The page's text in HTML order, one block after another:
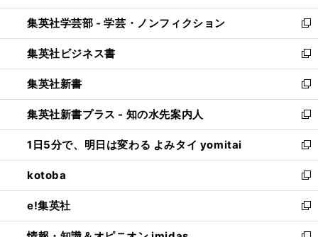
開
く
ウ
で
開
く
ン
ド
ウ
で
開
く
ウ
ィ
ン
ド
ウ
で
開
く
集英社学芸部 - 学芸・ノンフィクション
新
し
い
ウ
ィ
ン
ド
ウ
で
開
く
集英社ビジネス書
新
し
い
ウ
ィ
ン
ド
ウ
で
開
く
集英社新書
新
し
い
ウ
ィ
ン
ド
ウ
で
開
集英社新書プラス - 知の水先案内人
新
し
い
ウ
ィ
ン
ド
ウ
1日5分で、明日は変わる よみタイ yomitai
新
し
い
ウ
ィ
ン
kotoba
新
し
い
ウ
e!集英社
新
し